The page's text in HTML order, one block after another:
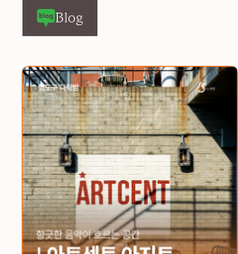
모전은 시민 공동체의 활동을 발굴하
고 그 단합을 응원하기 위해 마련되었
스타그램 @darakbangbusancity -> 팔
로우 2. 여러분의 공동체 활동을 릴스
로 촬영 3. 릴스 업로드 시 아래 계정
언급 @darakbangbusancity,
@busancity 4. 아래 해시태그를 포함
하여 업로드 #다락방캠페인 #부산다
락방 #다락방 #공동체 #모임 📅 공모
기간 2025년 8월 25일(월) ~ 10월 17
일(금) 🏆 1등 팀에게는 단합을 위한
30만원 상당의 풀빌라 이용권을 드립
니다! 🙌 총 20팀 선정! 지금 바로 도전
Blog